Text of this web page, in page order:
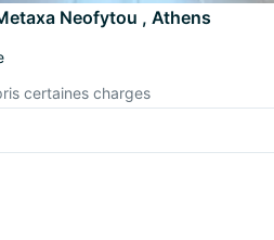
Neofytou , Athens
certaines charges